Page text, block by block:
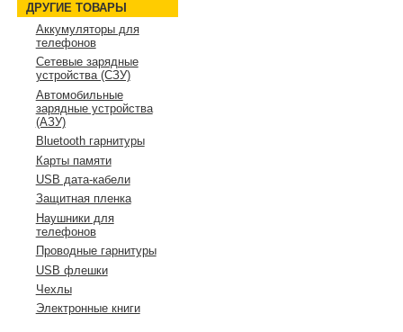
ДРУГИЕ ТОВАРЫ
Аккумуляторы для
телефонов
Сетевые зарядные
устройства (СЗУ)
Автомобильные
зарядные устройства
(АЗУ)
Bluetooth гарнитуры
Карты памяти
USB дата-кабели
Защитная пленка
Наушники для
телефонов
Проводные гарнитуры
USB флешки
Чехлы
Электронные книги